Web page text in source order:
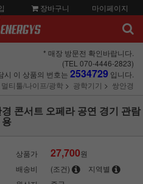
장바구니 마이페이지
* 매장 방문전 확인바랍니다.
(TEL 070-4446-2823)
시 이 상품의 번호는 2534729 입니다.
멀티툴/나이프/광학
광학기기 쌍안경
콘서트 오페라 공연 경기 관람
용
상품가 27,700원
배송비
(조건)
지역별